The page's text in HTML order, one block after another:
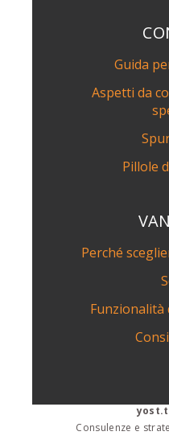
Guida
Aspetti da
Pillole
Perché
Consulenze e